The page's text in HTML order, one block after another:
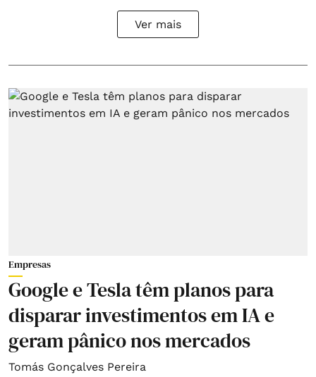
Ver mais
Empresas
Google e Tesla têm planos para
disparar investimentos em IA e
geram pânico nos mercados
Tomás Gonçalves Pereira